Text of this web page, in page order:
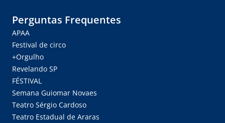
Perguntas Frequentes
APAA
Festival de circo
+Orgulho
Revelando SP
FÉSTIVAL
Semana Guiomar Novaes
Teatro Sérgio Cardoso
Teatro Estadual de Araras